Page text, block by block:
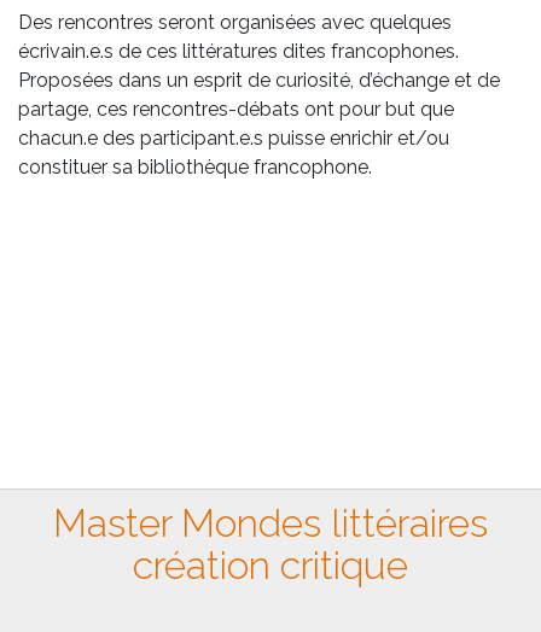
Des rencontres seront organisées avec quelques
écrivain.e.s de ces littératures dites francophones.
Proposées dans un esprit de curiosité, d’échange et de
partage, ces rencontres-débats ont pour but que
chacun.e des participant.e.s puisse enrichir et/ou
constituer sa bibliothèque francophone.
Master Mondes littéraires
création critique